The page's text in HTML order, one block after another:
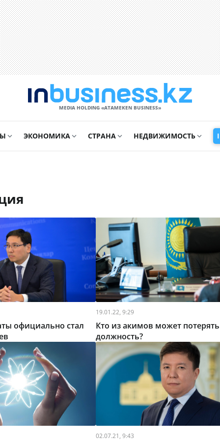
MEDIA HOLDING «ATAMEKЕN BUSINESS»
ЭКОНОМИКА СТРАНА НЕДВИЖИМОСТЬ
официально стал
19.01.22, 9:29
Кто из акимов может потерять
должность?
02.07.21, 9:43